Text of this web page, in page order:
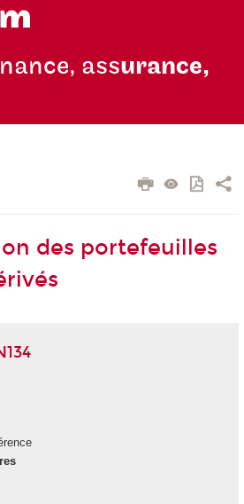
assurance,
des portefeuilles